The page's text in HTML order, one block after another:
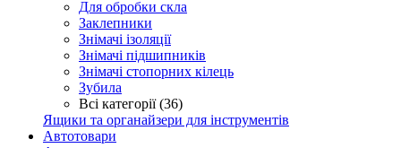
Для обробки скла
Заклепники
Знімачі ізоляції
Знімачі підшипників
Знімачі стопорних кілець
Зубила
Всі категорії (36)
Ящики та органайзери для інструментів
Автотовари